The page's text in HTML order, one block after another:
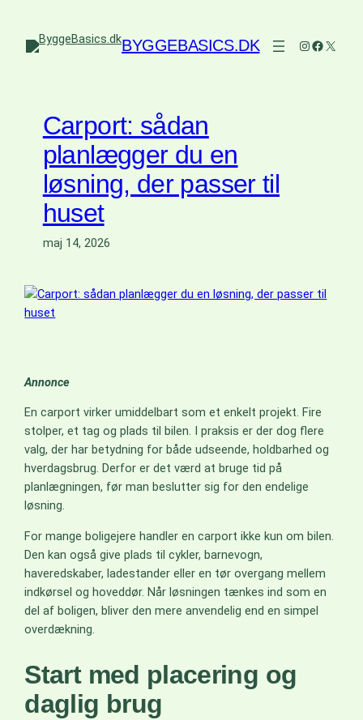
indhold
BYGGEBASICS.DK Instagram
X
Carport: sådan
planlægger du en
løsning, der passer til
huset
maj 14, 2026
Annonce
En carport virker umiddelbart som et enkelt projekt. Fire
stolper, et tag og plads til bilen. I praksis er der dog flere
valg, der har betydning for både udseende, holdbarhed og
hverdagsbrug. Derfor er det værd at bruge tid på
planlægningen, før man beslutter sig for den endelige
løsning.
For mange boligejere handler en carport ikke kun om bilen.
Den kan også give plads til cykler, barnevogn,
haveredskaber, ladestander eller en tør overgang mellem
indkørsel og hoveddør. Når løsningen tænkes ind som en
del af boligen, bliver den mere anvendelig end en simpel
overdækning.
Start med placering og
daglig brug